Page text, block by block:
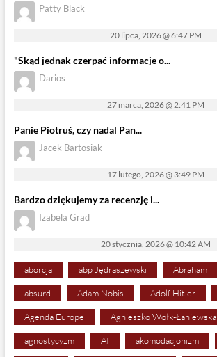
Patty Black
20 lipca, 2026 @ 6:47 PM
"Skąd jednak czerpać informacje o...
Darios
27 marca, 2026 @ 2:41 PM
Panie Piotruś, czy nadal Pan...
Jacek Bartosiak
17 lutego, 2026 @ 3:49 PM
Bardzo dziękujemy za recenzję i...
Izabela Grad
20 stycznia, 2026 @ 10:42 AM
aborcja abp Jędraszewski Abraham
absurd Adam Nobis Adolf Hitler
Agenda Europe Agnieszko Wołk-Łaniewska
agnostycyzm AI akomodacjonizm